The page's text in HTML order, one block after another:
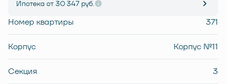
Ипотека от 30 347 руб.
Номер квартиры 371
Корпус Корпус №11
Секция 3